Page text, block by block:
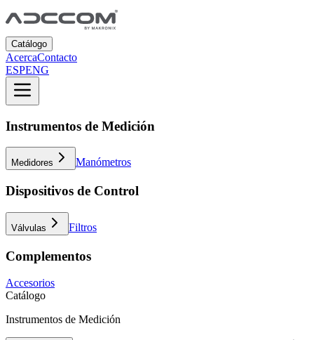
Catálogo
AcercaContacto
ESPENG
Instrumentos de Medición
Medidores Manómetros
Dispositivos de Control
Válvulas Filtros
Complementos
Accesorios
Catálogo
Instrumentos de Medición